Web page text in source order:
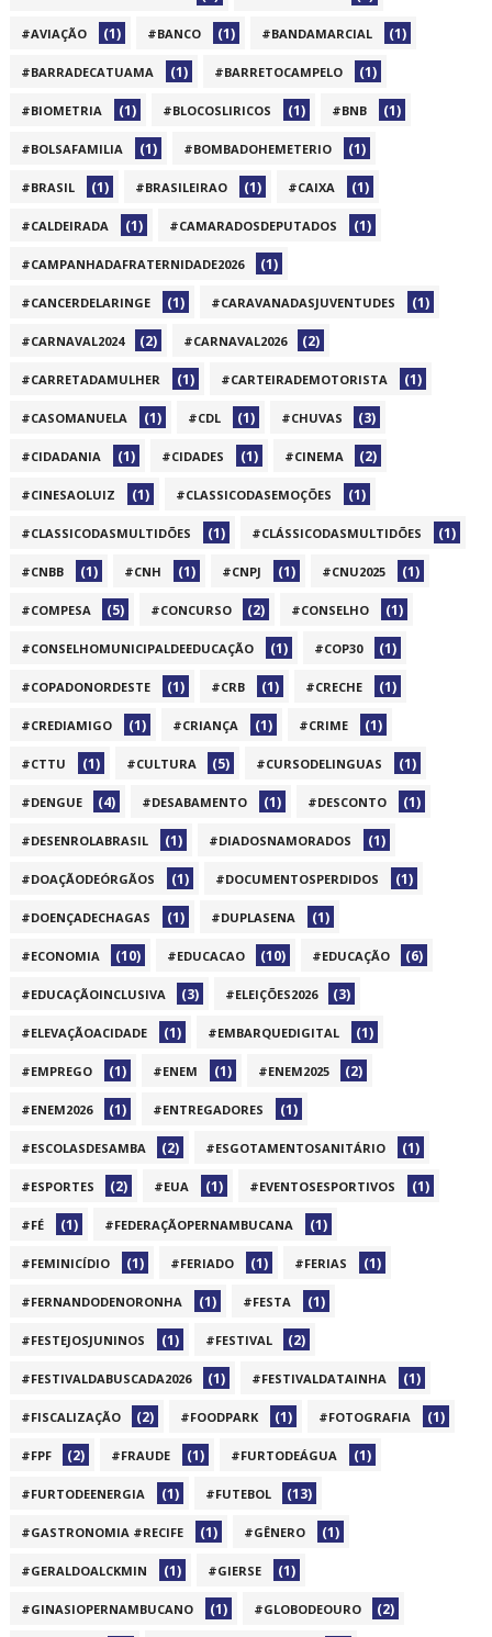
#AVIAÇÃO (1) #BANCO (1) #BANDAMARCIAL (1)
#BARRADECATUAMA (1) #BARRETOCAMPELO (1)
#BIOMETRIA (1) #BLOCOSLIRICOS (1) #BNB (1)
#BOLSAFAMILIA (1) #BOMBADOHEMETERIO (1)
#BRASIL (1) #BRASILEIRAO (1) #CAIXA (1)
#CALDEIRADA (1) #CAMARADOSDEPUTADOS (1)
#CAMPANHADAFRATERNIDADE2026 (1)
#CANCERDELARINGE (1) #CARAVANADASJUVENTUDES (1)
#CARNAVAL2024 (2) #CARNAVAL2026 (2)
#CARRETADAMULHER (1) #CARTEIRADEMOTORISTA (1)
#CASOMANUELA (1) #CDL (1) #CHUVAS (3)
#CIDADANIA (1) #CIDADES (1) #CINEMA (2)
#CINESAOLUIZ (1) #CLASSICODASEMOÇÕES (1)
#CLASSICODASMULTIDÕES (1) #CLÁSSICODASMULTIDÕES (1)
#CNBB (1) #CNH (1) #CNPJ (1) #CNU2025 (1)
#COMPESA (5) #CONCURSO (2) #CONSELHO (1)
#CONSELHOMUNICIPALDEEDUCAÇÃO (1) #COP30 (1)
#COPADONORDESTE (1) #CRB (1) #CRECHE (1)
#CREDIAMIGO (1) #CRIANÇA (1) #CRIME (1)
#CTTU (1) #CULTURA (5) #CURSODELINGUAS (1)
#DENGUE (4) #DESABAMENTO (1) #DESCONTO (1)
#DESENROLABRASIL (1) #DIADOSNAMORADOS (1)
#DOAÇÃODEÓRGÃOS (1) #DOCUMENTOSPERDIDOS (1)
#DOENÇADECHAGAS (1) #DUPLASENA (1)
#ECONOMIA (10) #EDUCACAO (10) #EDUCAÇÃO (6)
#EDUCAÇÃOINCLUSIVA (3) #ELEIÇÕES2026 (3)
#ELEVAÇÃOACIDADE (1) #EMBARQUEDIGITAL (1)
#EMPREGO (1) #ENEM (1) #ENEM2025 (2)
#ENEM2026 (1) #ENTREGADORES (1)
#ESCOLASDESAMBA (2) #ESGOTAMENTOSANITÁRIO (1)
#ESPORTES (2) #EUA (1) #EVENTOSESPORTIVOS (1)
#FÉ (1) #FEDERAÇÃOPERNAMBUCANA (1)
#FEMINICÍDIO (1) #FERIADO (1) #FERIAS (1)
#FERNANDODENORONHA (1) #FESTA (1)
#FESTEJOSJUNINOS (1) #FESTIVAL (2)
#FESTIVALDABUSCADA2026 (1) #FESTIVALDATAINHA (1)
#FISCALIZAÇÃO (2) #FOODPARK (1) #FOTOGRAFIA (1)
#FPF (2) #FRAUDE (1) #FURTODEÁGUA (1)
#FURTODEENERGIA (1) #FUTEBOL (13)
#GASTRONOMIA #RECIFE (1) #GÊNERO (1)
#GERALDOALCKMIN (1) #GIERSE (1)
#GINASIOPERNAMBUCANO (1) #GLOBODEOURO (2)